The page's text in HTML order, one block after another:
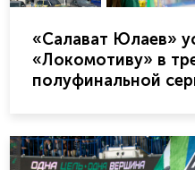
«Салават Юлаев»
«Локомотиву» в
полуфинальной